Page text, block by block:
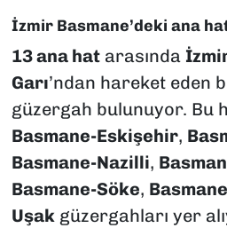
İzmir Basmane’deki ana
13 ana hatarasında
Garı’ndan hareket eden
güzergah bulunuyor. Bu
Basmane-Eskişehir,
Basmane-Nazilli,
Basmane-Söke,
Uşakgüzergahları yer